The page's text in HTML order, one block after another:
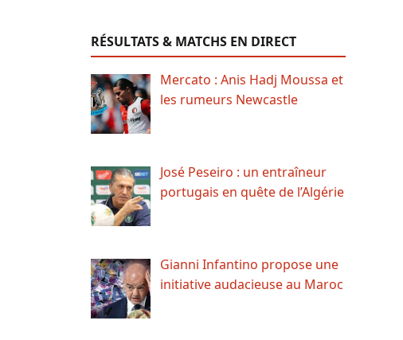
RÉSULTATS & MATCHS EN DIRECT
Mercato : Anis Hadj Moussa et
les rumeurs Newcastle
José Peseiro : un entraîneur
portugais en quête de l’Algérie
Gianni Infantino propose une
initiative audacieuse au Maroc